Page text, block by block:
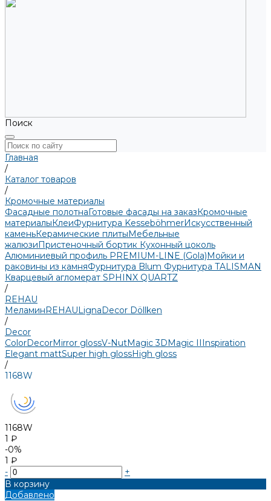
Поиск
Главная
/
Каталог товаров
/
Кромочные материалы
Фасадные полотнаГотовые фасады на заказКромочные
материалыКлеиФурнитура KesseböhmerИскусственный
каменьКерамические плитыМебельные
жалюзиПристеночный бортик Кухонный цоколь
Алюминиевый профиль PREMIUM-LINE (Gola)Мойки и
раковины из камняФурнитура Blum Фурнитура TALISMAN
Кварцевый агломерат SPHINX QUARTZ
/
REHAU
МеламинREHAULignaDecor Döllken
/
Decor
ColorDecorMirror glossV-NutMagic 3DMagic IIInspiration
Elegant mattSuper high glossHigh gloss
/
1168W
1168W
1 ₽
-0%
1 ₽
-
+
В корзину
Добавлено